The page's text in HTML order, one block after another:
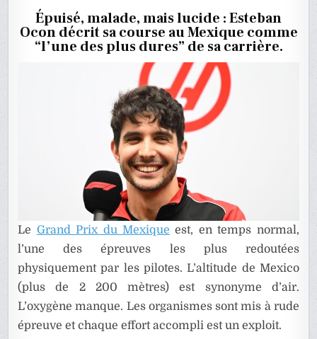
ONT
Épuisé, malade, mais lucide : Esteban
Ocon décrit sa course au Mexique comme
“l’une des plus dures” de sa carrière.
Le Grand Prix du Mexique est, en temps normal,
l’une des épreuves les plus redoutées
physiquement par les pilotes. L’altitude de Mexico
(plus de 2 200 mètres) est synonyme d’air.
L’oxygène manque. Les organismes sont mis à rude
épreuve et chaque effort accompli est un exploit.